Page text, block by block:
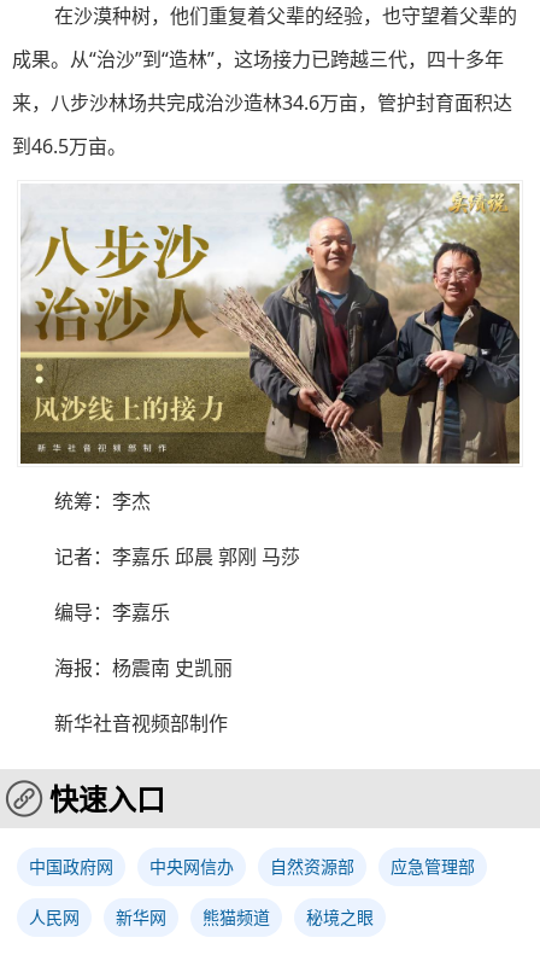
在沙漠种树，他们重复着父辈的经验，也守望着父辈的
成果。从“治沙”到“造林”，这场接力已跨越三代，四十多年
来，八步沙林场共完成治沙造林34.6万亩，管护封育面积达
到46.5万亩。
统筹：李杰
记者：李嘉乐 邱晨 郭刚 马莎
编导：李嘉乐
海报：杨震南 史凯丽
新华社音视频部制作
快速入口
中国政府网 中央网信办 自然资源部 应急管理部
人民网 新华网 熊猫频道 秘境之眼